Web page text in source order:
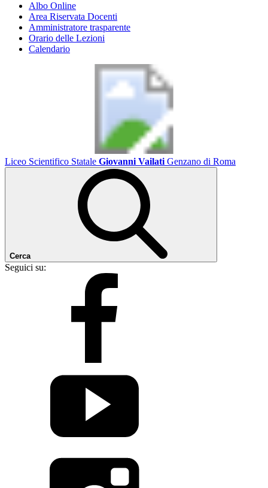
Albo Online
Area Riservata Docenti
Amministratore trasparente
Orario delle Lezioni
Calendario
Liceo Scientifico Statale Giovanni Vailati Genzano di Roma
Cerca
Seguici su: